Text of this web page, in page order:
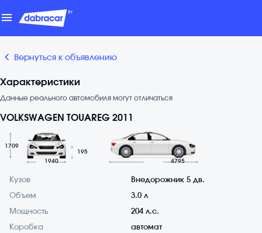
menu
chevron_backward Вернуться к объявлению
Характеристики
Данные реального автомобиля могут отличаться
VOLKSWAGEN TOUAREG 2011
1940
1709
195
4795
Кузов Внедорожник 5 дв.
Объем 3.0 л
Мощность 204 л.с.
Коробка автомат